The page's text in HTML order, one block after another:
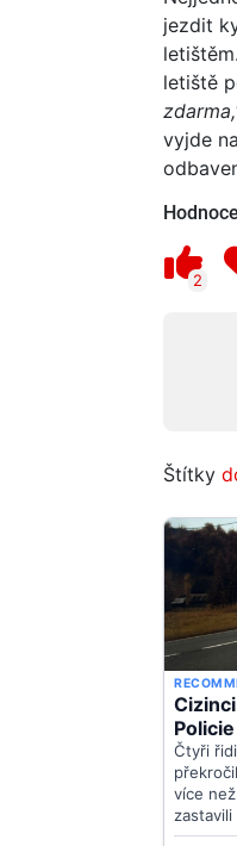
jezdit
letiště
zdarma,
vyjde
2
Štítky